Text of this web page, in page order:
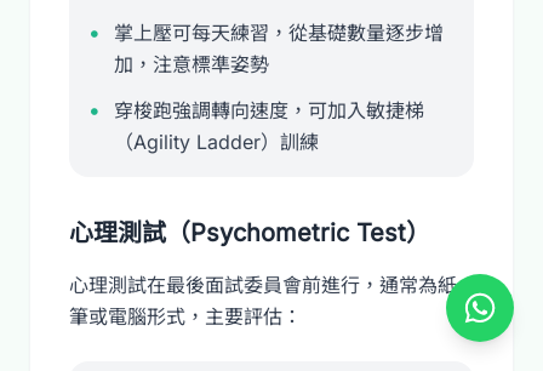
掌上壓可每天練習，從基礎數量逐步增
加，注意標準姿勢
穿梭跑強調轉向速度，可加入敏捷梯
（Agility Ladder）訓練
心理測試（Psychometric Test）
心理測試在最後面試委員會前進行，通常為紙
筆或電腦形式，主要評估：